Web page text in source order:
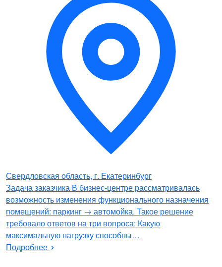
Свердловская область, г. Екатеринбург
Задача заказчика В бизнес-центре рассматривалась
возможность изменения функционального назначения
помещений: паркинг → автомойка. Такое решение
требовало ответов на три вопроса: Какую
максимальную нагрузку способны…
Подробнее